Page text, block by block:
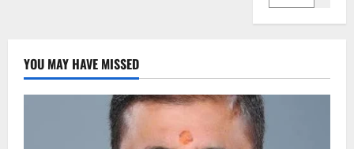
YOU MAY HAVE MISSED